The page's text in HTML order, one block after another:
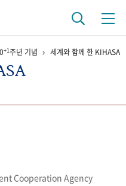
관장
사
+1주년 기념 세계와 함께 한 KIHASA
Cooperation Agency